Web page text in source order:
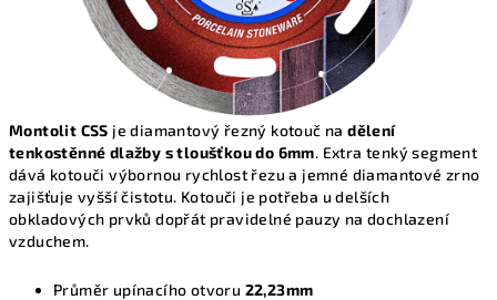
Montolit CSS je diamantový řezný kotouč nadělení
tenkostěnné dlažby s tloušťkou do 6mm. Extra tenký segment
dává kotouči výbornou rychlost řezu a jemné diamantové zrno
zajišťuje vyšší čistotu. Kotouči je potřeba u delších
obkladových prvků dopřát pravidelné pauzy na dochlazení
vzduchem.
Průměr upínacího otvoru 22,23mm